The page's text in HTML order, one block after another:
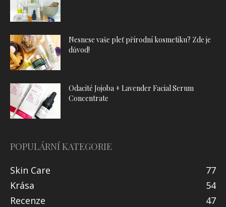
Nesnese vaše pleť přírodní kosmetiku? Zde je
důvod!
Odacité Jojoba + Lavender Facial Serum
Concentrate
POPULÁRNÍ KATEGORIE
Skin Care
77
Krása
54
Recenze
47